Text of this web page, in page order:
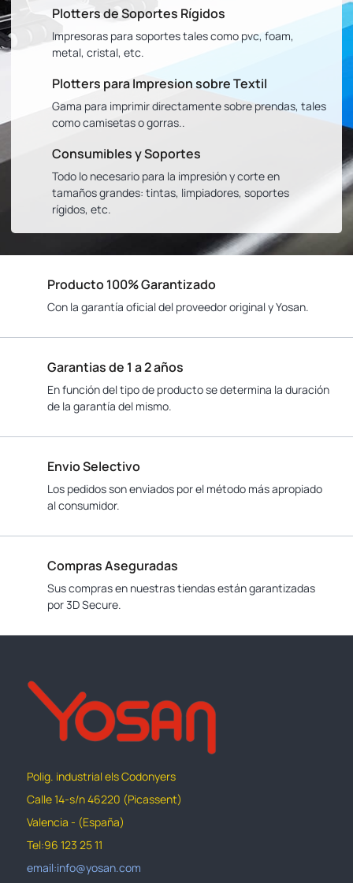
Plotters de Soportes Rígidos
Impresoras para soportes tales como pvc, foam,
metal, cristal, etc.
Plotters para Impresion sobre Textil
Gama para imprimir directamente sobre prendas, tales
como camisetas o gorras..
Consumibles y Soportes
Todo lo necesario para la impresión y corte en
tamaños grandes: tintas, limpiadores, soportes
rígidos, etc.
Producto 100% Garantizado
Con la garantía oficial del proveedor original y Yosan.
Garantias de 1 a 2 años
En función del tipo de producto se determina la duración
de la garantía del mismo.
Envio Selectivo
Los pedidos son enviados por el método más apropiado
al consumidor.
Compras Aseguradas
Sus compras en nuestras tiendas están garantizadas
por 3D Secure.
Polig. industrial els Codonyers
Calle 14-s/n 46220 (Picassent)
Valencia - (España)
Tel:96 123 25 11
email:info@yosan.com